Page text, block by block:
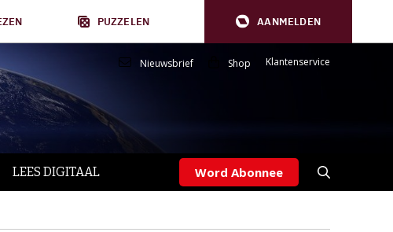
PUZZELEN AANMELDEN
Nieuwsbrief Shop Klantenservice
LEES DIGITAAL Word Abonnee